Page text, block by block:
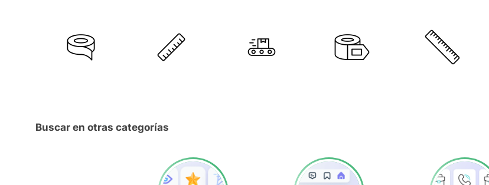
Buscar en otras categorías